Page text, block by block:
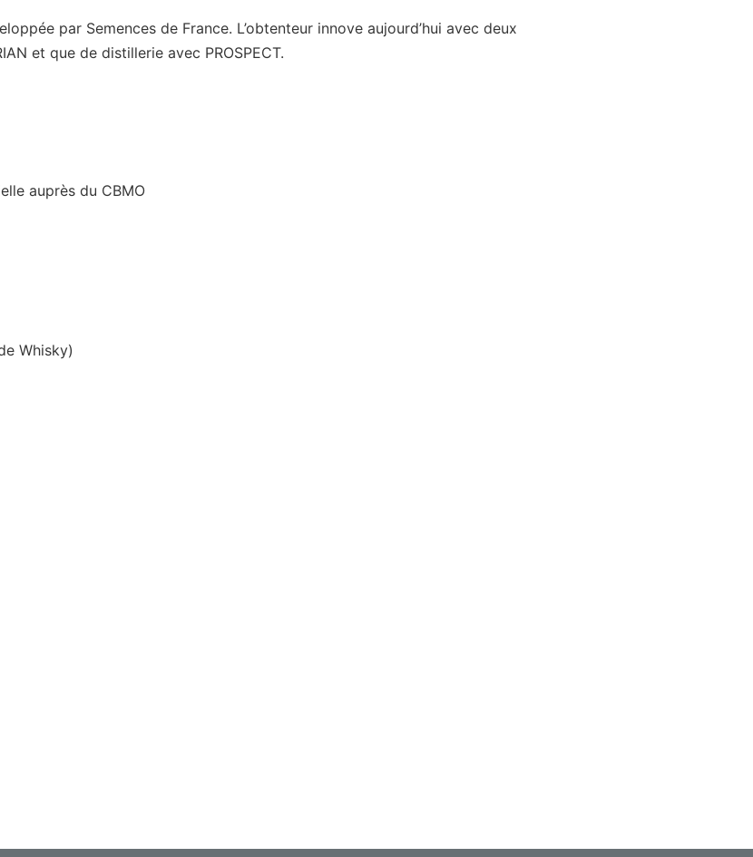
par Semences de France. L’obtenteur innove aujourd’hui avec deux
et que de distillerie avec PROSPECT.
auprès du CBMO
Whisky)